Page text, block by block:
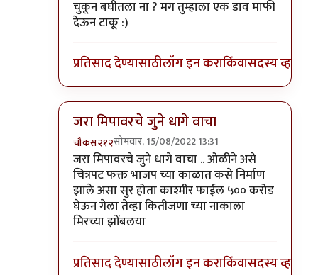
चुकून बघीतला ना ? मग तुम्हाला एक डाव माफी
देऊन टाकू :)
प्रतिसाद देण्यासाठीलॉग इन कराकिंवासदस्य व्हा
जरा मिपावरचे जुने धागे वाचा
चौकस२१२सोमवार, 15/08/2022 13:31
In reply toमानकर्णिक, पानिपत , तान्हाजी
जरा मिपावरचे जुने धागे वाचा .. ओळीने असे
चित्रपट फक्त भाजप च्या काळात कसे निर्माण
झाले असा सुर होता काश्मीर फाईल ५०० करोड
घेऊन गेला तेव्हा कितीजणा च्या नाकाला
मिरच्या झोंबलया
प्रतिसाद देण्यासाठीलॉग इन कराकिंवासदस्य व्हा